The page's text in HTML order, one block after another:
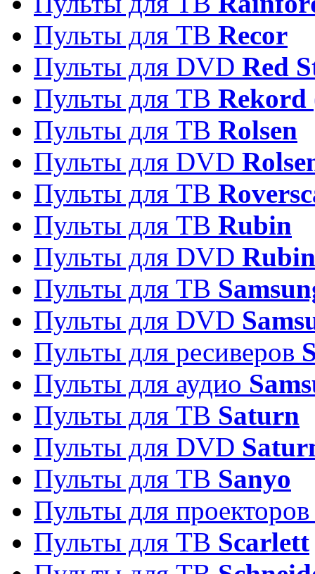
Пульты для ТВ Recor
Пульты для DVD Red
Пульты для ТВ Rekord
Пульты для ТВ Rolsen
Пульты для DVD
Пульты для ТВ
Пульты для ТВ Rubin
Пульты для DVD Rubin
Пульты для ТВ
Пульты для DVD
Пульты для ресиверов
Пульты для аудио
Пульты для ТВ Saturn
Пульты для DVD
Пульты для ТВ Sanyo
Пульты для
Пульты для ТВ Scarlett